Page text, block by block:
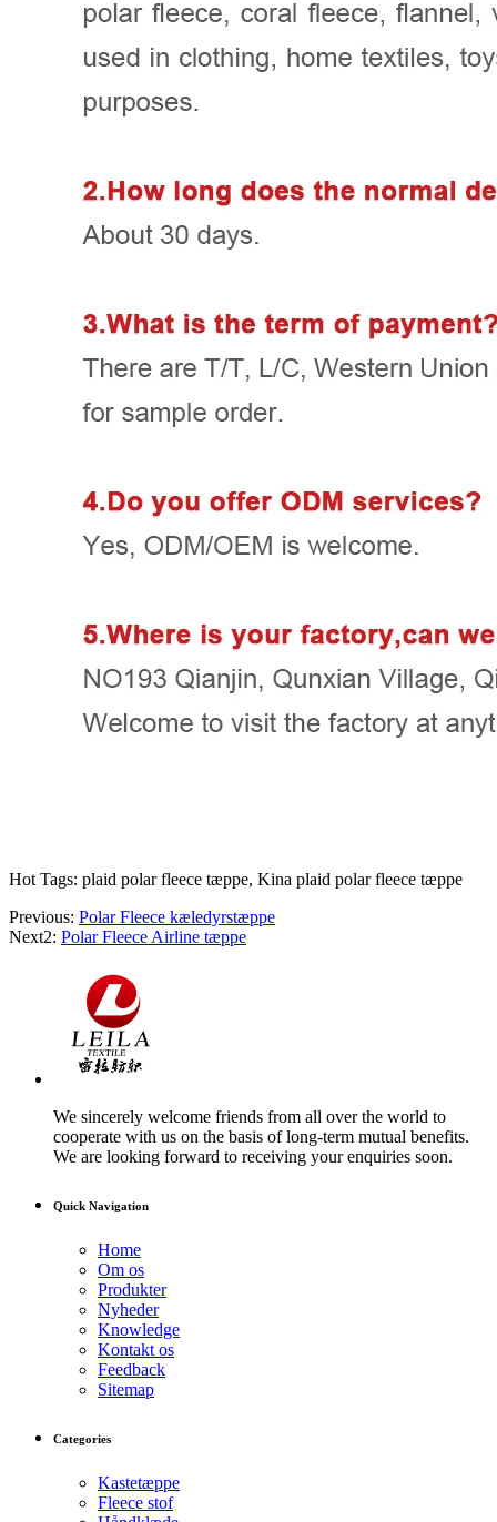
Hot Tags: plaid polar fleece tæppe, Kina plaid polar fleece tæppe
Previous: Polar Fleece kæledyrstæppe
Next2: Polar Fleece Airline tæppe
We sincerely welcome friends from all over the world to
cooperate with us on the basis of long-term mutual benefits.
We are looking forward to receiving your enquiries soon.
Quick Navigation
Home
Om os
Produkter
Nyheder
Knowledge
Kontakt os
Feedback
Sitemap
Categories
Kastetæppe
Fleece stof